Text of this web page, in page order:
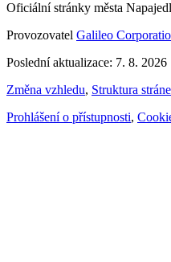
Oficiální stránky města
Provozovatel Galileo
Poslední aktualizace: 7. 8. 2026
Změna vzhledu, Struktura
Prohlášení o přístupnosti,